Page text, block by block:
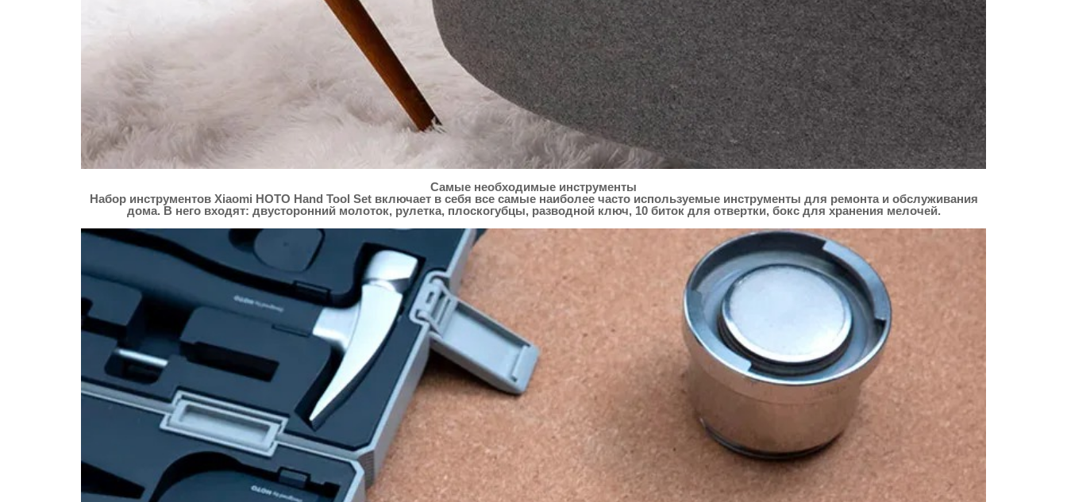
Самые необходимые инструменты
Набор инструментов Xiaomi HOTO Hand Tool Set включает в себя все самые наиболее часто используемые инструменты для ремонта и обслуживания
дома. В него входят: двусторонний молоток, рулетка, плоскогубцы, разводной ключ, 10 биток для отвертки, бокс для хранения мелочей.